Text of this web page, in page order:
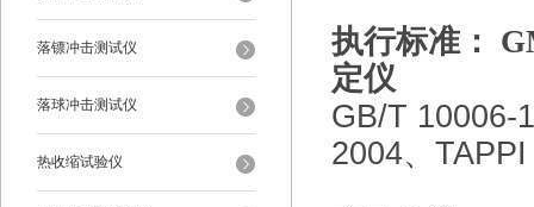
落镖冲击测试仪
落球冲击测试仪
热收缩试验仪
执行标准：
定仪
GB/T 10006-
2004、